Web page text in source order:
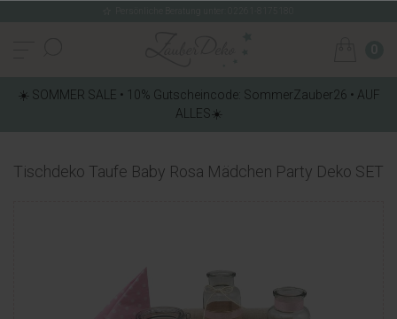
☀️ SOMMER SALE • 10% Gutscheincode: SommerZauber26 • AUF
ALLES☀️
Tischdeko Taufe Baby Rosa Mädchen Party Deko SET